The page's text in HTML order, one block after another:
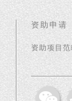
资助申请
资助项目